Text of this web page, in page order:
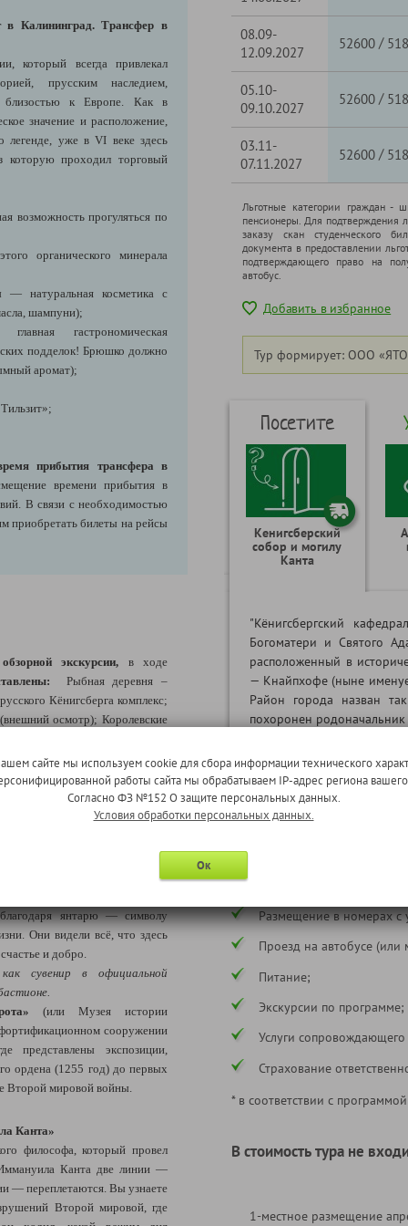
в Калининград. Трансфер в
который всегда привлекал
прусским наследием,
близостью к Европе. Как в
значение и расположение,
уже в VI веке здесь
которую проходил торговый
возможность прогуляться по
органического минерала
— натуральная косметика с
шампуни);
гастрономическая
подделок! Брюшко должно
аромат);
прибытия трансфера в
времени прибытия в
В связи с необходимостью
приобретать билеты на рейсы
обзорной экскурсии, в ходе
Рыбная деревня –
Кёнигсберга комплекс;
осмотр); Королевские
символом празднования 750-
стиле и внешне
Бранденбургские,
в этом же стиле.
семьи — от старшего
которые, по легенде,
янтарю — символу
Они видели всё, что здесь
и добро.
сувенир в официальной
(или Музея истории
сооружении
экспозиции,
ордена (1255 год) до первых
Второй мировой войны.
Канта»
философа, который провел
Канта две линии —
— переплетаются. Вы узнаете
Второй мировой, где
08.09-
12.09.2027
52600 /
05.10-
09.10.2027
52600 /
03.11-
07.11.2027
52600 /
Льготные категории граждан -
пенсионеры. Для подтверждения
заказу скан студенческого
документа в предоставлении
подтверждающего право на
автобус.
Добавить в избранное
Тур формирует: ООО
Посетите
Кенигсберский
собор и могилу
Канта
"Кёнигсбергский
Богоматери и Святого
расположенный в
— Кнайпхофе (ныне
Район города назван
похоронен
собор" был признан
области в результате
янтарного края».
В стоимость
Размещение в номерах с
Проезд на автобусе (или
Питание;
Экскурсии по программе;
Услуги
Страхование
* в соответствии с
В стоимость тура не
1-местное размещение
сайте мы используем cookie для сбора информации технического
работы сайта мы обрабатываем IP-адрес региона
Согласно ФЗ №152 О защите персональных данных.
Условия обработки персональных данных.
Ок